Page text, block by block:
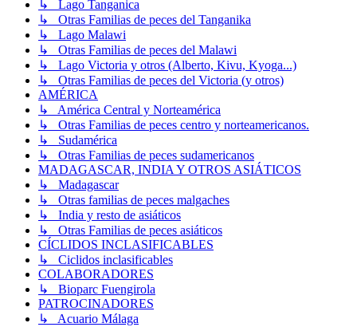
↳ Lago Tanganica
↳ Otras Familias de peces del Tanganika
↳ Lago Malawi
↳ Otras Familias de peces del Malawi
↳ Lago Victoria y otros (Alberto, Kivu, Kyoga...)
↳ Otras Familias de peces del Victoria (y otros)
AMÉRICA
↳ América Central y Norteamérica
↳ Otras Familias de peces centro y norteamericanos.
↳ Sudamérica
↳ Otras Familias de peces sudamericanos
MADAGASCAR, INDIA Y OTROS ASIÁTICOS
↳ Madagascar
↳ Otras familias de peces malgaches
↳ India y resto de asiáticos
↳ Otras Familias de peces asiáticos
CÍCLIDOS INCLASIFICABLES
↳ Ciclidos inclasificables
COLABORADORES
↳ Bioparc Fuengirola
PATROCINADORES
↳ Acuario Málaga